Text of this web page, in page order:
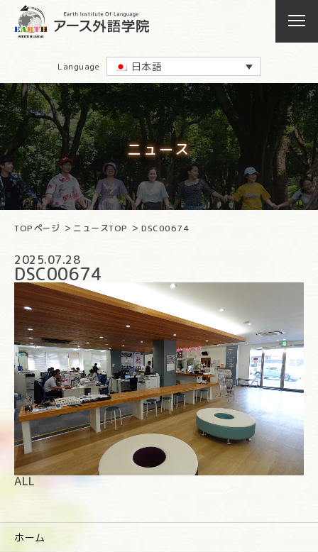
Language 日本語
ニュース
TOPページ ニュースTOP DSC00674
2025.07.28
DSC00674
ALL
ホーム